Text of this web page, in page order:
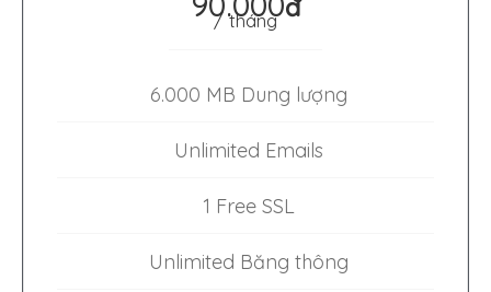
đ
/ tháng
6.000 MB Dung lượng
Unlimited Emails
1 Free SSL
Unlimited Băng thông